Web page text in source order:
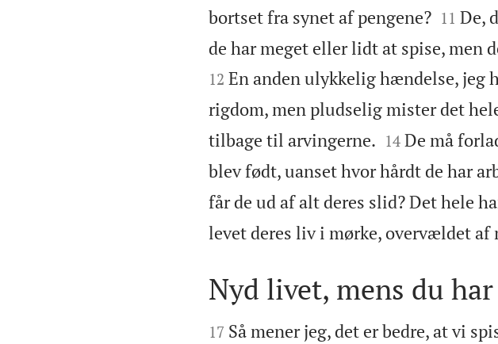
bortset fra synet af pengene?
11 De,
de har meget eller lidt at spise, men
12 En anden ulykkelig hændelse, jeg
rigdom, men pludselig mister det
tilbage til arvingerne.
14 De må
blev født, uanset hvor hårdt de har
får de ud af alt deres slid? Det hele
levet deres liv i mørke, overvældet af

Nyd livet, mens du

17 Så mener jeg, det er bedre, at vi